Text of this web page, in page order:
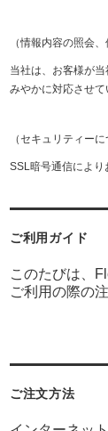
（情報内容の照会
当社は、お客様が
みやかに対応させて
（セキュリティーに
SSL暗号通信により
ご利用ガイド
このたびは、
ご利用の際の
ご注文方法